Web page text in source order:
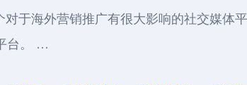
对于海外营销推广有很大影响的社交媒体
台。 …